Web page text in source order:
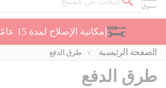
تسوق
بحث
دعم العملاء
الصفحة الرئيسية طرق الدفع
طرق الدفع